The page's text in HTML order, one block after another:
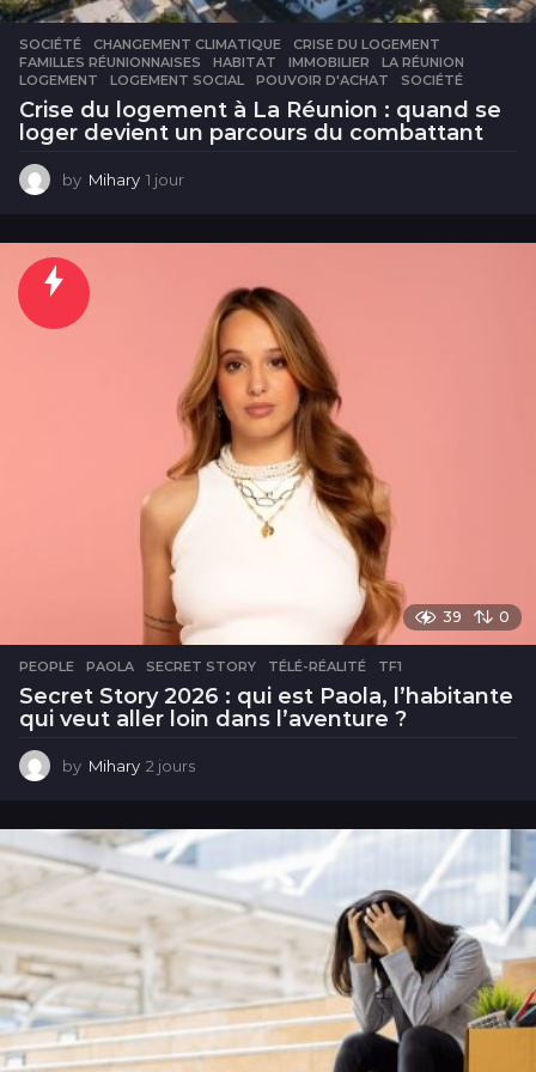
SOCIÉTÉ CHANGEMENT CLIMATIQUE ,CRISE DU LOGEMENT
FAMILLES RÉUNIONNAISES
,HABITAT ,IMMOBILIER ,LA RÉUNION
LOGEMENT
,LOGEMENT SOCIAL ,POUVOIR D'ACHAT ,SOCIÉTÉ
Crise du logement à La Réunion : quand se
loger devient un parcours du combattant
by Mihary 1 jour
u
39 0
PEOPLE PAOLA ,SECRET STORY ,TÉLÉ-RÉALITÉ ,TF1
Secret Story 2026 : qui est Paola, l’habitante
qui veut aller loin dans l’aventure ?
by Mihary 2 jours
u